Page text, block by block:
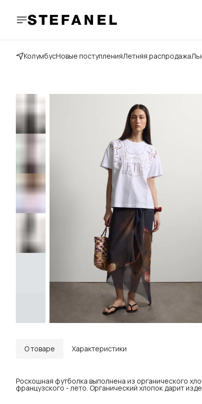
КолумбусНовые поступленияЛетняя распродажа
О товаре Характеристики
Роскошная футболка выполнена из органического
французского - лето. Органический хлопок дарит